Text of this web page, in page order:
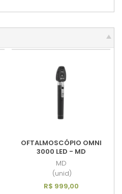
OFTALMOSCÓPIO OMNI
3000 LED - MD
MD
(unid)
R$ 999,00